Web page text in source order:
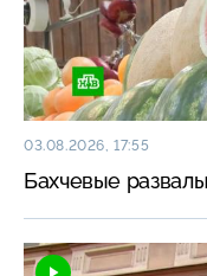
03.08.2026, 17:55
Бахчевые